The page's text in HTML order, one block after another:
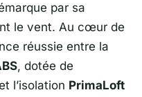
par sa
le vent. Au cœur de
réussie entre la
, dotée de
l’isolation PrimaLoft